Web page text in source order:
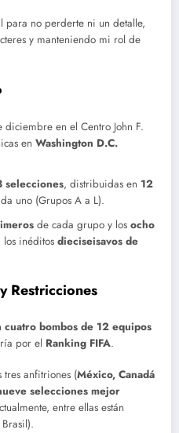
para no perderte ni un detalle,
y manteniendo mi rol de
en el Centro John F.
en Washington D.C.
selecciones, distribuidas en 12
uno (Grupos A a L).
de cada grupo y los ocho
los inéditos dieciseisavos de
Restricciones
cuatro bombos de 12 equipos
por el Ranking FIFA.
tres anfitriones (México, Canadá
selecciones mejor
entre ellas están